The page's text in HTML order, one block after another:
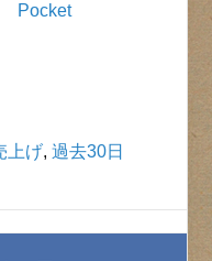
Pocket
上げ,過去30日